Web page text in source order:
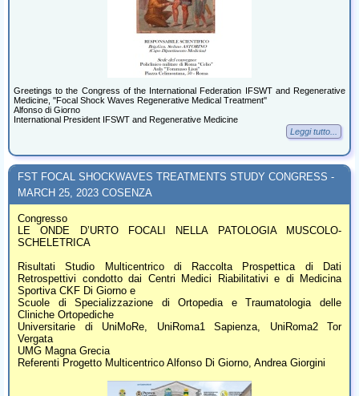
Greetings to the Congress of the International Federation IFSWT and Regenerative
Medicine, ''Focal Shock Waves Regenerative Medical Treatment''
Alfonso di Giorno
International President IFSWT and Regenerative Medicine
Leggi tutto...
FST FOCAL SHOCKWAVES TREATMENTS STUDY CONGRESS -
MARCH 25, 2023 COSENZA
Congresso
LE ONDE D’URTO FOCALI NELLA PATOLOGIA MUSCOLO-
SCHELETRICA
Risultati Studio Multicentrico di Raccolta Prospettica di Dati
Retrospettivi condotto dai Centri Medici Riabilitativi e di Medicina
Sportiva CKF Di Giorno e
Scuole di Specializzazione di Ortopedia e Traumatologia delle
Cliniche Ortopediche
Universitarie di UniMoRe, UniRoma1 Sapienza, UniRoma2 Tor
Vergata
UMG Magna Grecia
Referenti Progetto Multicentrico Alfonso Di Giorno, Andrea Giorgini